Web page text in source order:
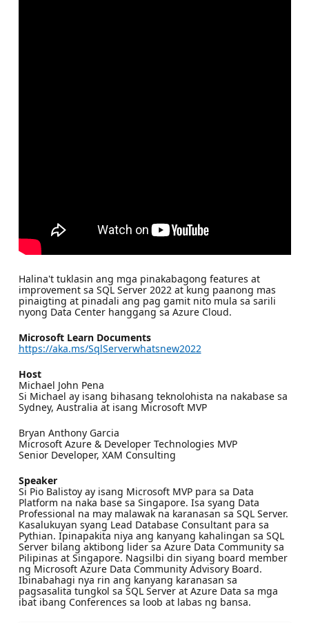
Halina't tuklasin ang mga pinakabagong features at
improvement sa SQL Server 2022 at kung paanong mas
pinaigting at pinadali ang pag gamit nito mula sa sarili
nyong Data Center hanggang sa Azure Cloud.
Microsoft Learn Documents
https://aka.ms/SqlServerwhatsnew2022
Host
Michael John Pena
Si Michael ay isang bihasang teknolohista na nakabase sa
Sydney, Australia at isang Microsoft MVP
Bryan Anthony Garcia
Microsoft Azure & Developer Technologies MVP
Senior Developer, XAM Consulting
Speaker
Si Pio Balistoy ay isang Microsoft MVP para sa Data
Platform na naka base sa Singapore. Isa syang Data
Professional na may malawak na karanasan sa SQL Server.
Kasalukuyan syang Lead Database Consultant para sa
Pythian. Ipinapakita niya ang kanyang kahalingan sa SQL
Server bilang aktibong lider sa Azure Data Community sa
Pilipinas at Singapore. Nagsilbi din siyang board member
ng Microsoft Azure Data Community Advisory Board.
Ibinabahagi nya rin ang kanyang karanasan sa
pagsasalita tungkol sa SQL Server at Azure Data sa mga
ibat ibang Conferences sa loob at labas ng bansa.